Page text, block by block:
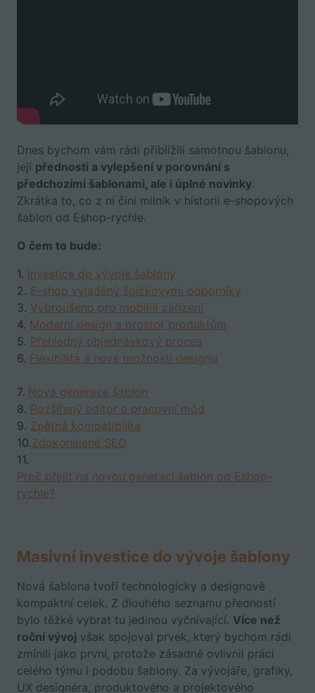
Dnes bychom vám rádi přiblížili samotnou šablonu,
její přednosti a vylepšení v porovnání s
předchozími šablonami, ale i úplné novinky.
Zkrátka to, co z ní činí milník v historii e-shopových
šablon od Eshop-rychle.
O čem to bude:
1. Investice do vývoje šablony
2. E-shop vyladěný špičkovými odborníky
3. Vybroušeno pro mobilní zařízení
4. Moderní design a prostor produktům
5. Přehledný objednávkový proces
6. Flexibilita a nové možnosti designu
7. Nová generace šablon
8. Rozšířený editor a pracovní mód
9. Zpětná kompatibilita
10.Zdokonalené SEO
11.
Proč přejít na novou generaci šablon od Eshop-
rychle?
Masivní investice do vývoje šablony
Nová šablona tvoří technologicky a designově
kompaktní celek. Z dlouhého seznamu předností
bylo těžké vybrat tu jedinou vyčnívající. Více než
roční vývoj však spojoval prvek, který bychom rádi
zmínili jako první, protože zásadně ovlivnil práci
celého týmu i podobu šablony. Za vývojáře, grafiky,
UX designéra, produktového a projektového